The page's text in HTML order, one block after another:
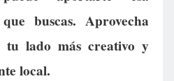
buscas. Aprovecha
tu lado más creativo y
local.